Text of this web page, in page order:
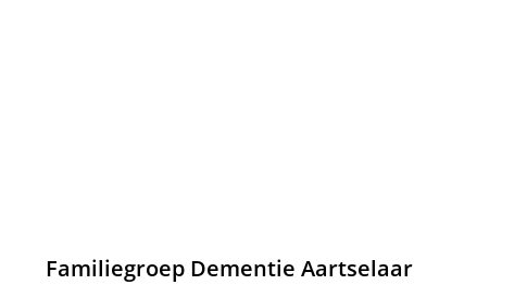
Familiegroep Dementie Aartselaar